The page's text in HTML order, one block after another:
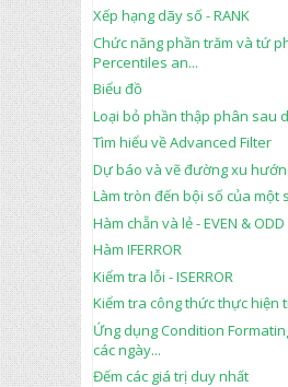
Xếp hạng dãy số - RANK
Chức năng phần trăm và tứ
Percentiles an...
Biểu đồ
Loại bỏ phần thập phân sau
Tìm hiểu về Advanced Filter
Dự báo và vẽ đường xu
Làm tròn đến bội số của một
Hàm chẵn và lẻ - EVEN & ODD
Hàm IFERROR
Kiểm tra lỗi - ISERROR
Kiểm tra công thức thực hiện
Ứng dụng Condition
các ngày...
Đếm các giá trị duy nhất